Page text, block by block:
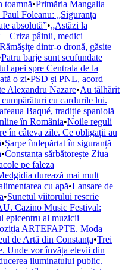
toamnă•Primăria Mangalia
Foleanu: „Siguranța
absolută”•„Astăzi la
– Criza pâinii, medici
Rămăşiţe dintr-o dronă, găsite
Patru barje sunt scufundate
apei spre Centrala de la
o zi•PSD și PNL, acord
Alexandru Nazare•Au tâlhărit
cu cardurile lui.
Baqué, tradiție spaniolă
în România•Noile reguli
în câteva zile. Ce obligații au
•Șarpe îndepărtat în siguranță
•Constanța sărbătorește Ziua
pe faleza
durează mai mult
cu apă•Lansare de
•Sunetul viitorului rescrie
Cazino Music Festival:
epicentru al muzicii
ARTEFAPTE. Moda
de Artă din Constanța•Trei
Unde vor învăța elevii din
iluminatului public.